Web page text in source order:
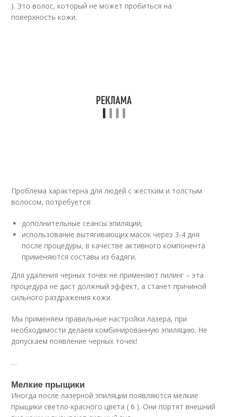
). Это волос, который не может пробиться на
поверхность кожи.
Проблема характерна для людей с жестким и толстым
волосом, потребуется:
дополнительные сеансы эпиляции;
использование вытягивающих масок через 3-4 дня
после процедуры, в качестве активного компонента
применяются составы из бадяги.
Для удаления черных точек не применяют пилинг – эта
процедура не даст должный эффект, а станет причиной
сильного раздражения кожи.
Мы применяем правильные настройки лазера, при
необходимости делаем комбинированную эпиляцию. Не
допускаем появление черных точек!
…
Мелкие прыщики
Иногда после лазерной эпиляции появляются мелкие
прыщики светло-красного цвета ( 6 ). Они портят внешний